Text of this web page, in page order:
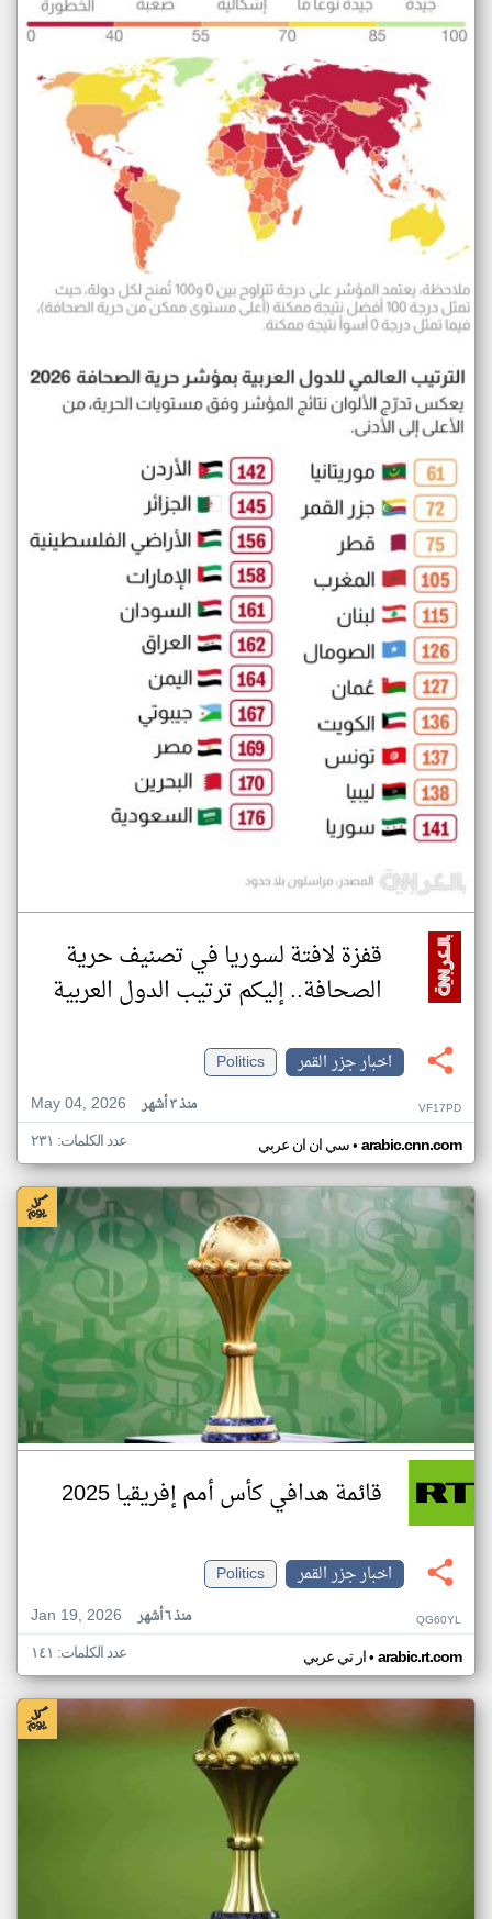
قفزة لافتة لسوريا في تصنيف حرية
الصحافة.. إليكم ترتيب الدول العربية
اخبار جزر القمر
Politics
May 04, 2026
منذ ٣ أشهر VF17PD
سي ان ان عربي• arabic.cnn.com عدد الكلمات: ٢٣١
قائمة هدافي كأس أمم إفريقيا 2025
اخبار جزر القمر
Politics
Jan 19, 2026
منذ ٦ أشهر QG60YL
ار تي عربي• arabic.rt.com عدد الكلمات: ١٤١